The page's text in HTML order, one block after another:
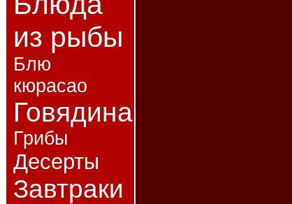
из рыбы
Блю
кюрасао
Говядина
Грибы
Десерты
Завтраки